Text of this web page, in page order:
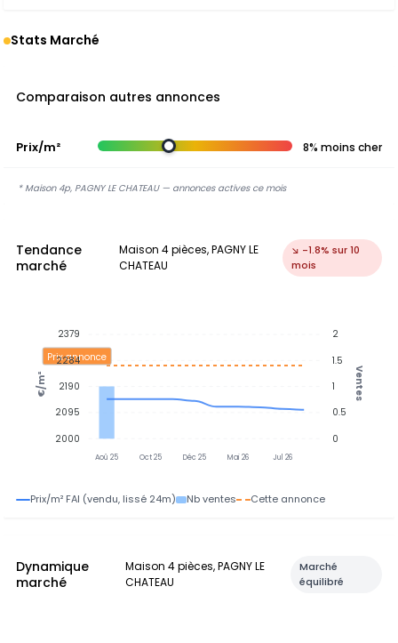
Stats Marché
Comparaison autres annonces
Prix/m² 8% moins cher
* Maison 4p, PAGNY LE CHATEAU — annonces actives ce mois
Tendance
marché
Maison 4 pièces, PAGNY LE
CHATEAU
↘ -1.8% sur 10
mois
Aoû 25 Oct 25 Déc 25 Mai 26 Jul 26
Prix annonce
2
1.5
1
0.5
0
Ventes
2379
2284
2190
2095
2000
€/m²
Prix/m² FAI (vendu, lissé 24m) Nb ventes Cette annonce
Dynamique
marché
Maison 4 pièces, PAGNY LE
CHATEAU
Marché
équilibré